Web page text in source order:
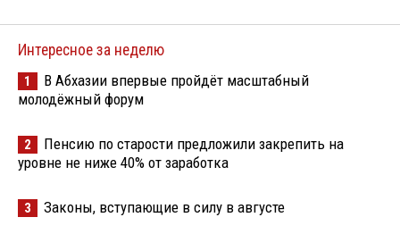
Интересное за неделю
1
В Абхазии впервые пройдёт масштабный
молодёжный форум
2
Пенсию по старости предложили закрепить на
уровне не ниже 40% от заработка
3 Законы, вступающие в силу в августе